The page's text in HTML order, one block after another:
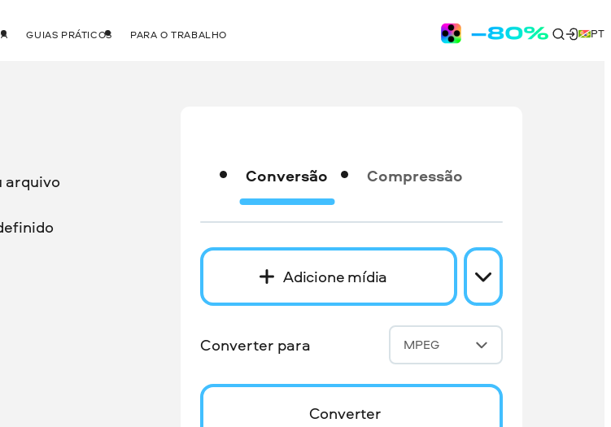
GUIAS PRÁTICOS PARA O TRABALHO PT
arquivo
Conversão Compressão
Adicione mídia
Converter para MPEG
Converter